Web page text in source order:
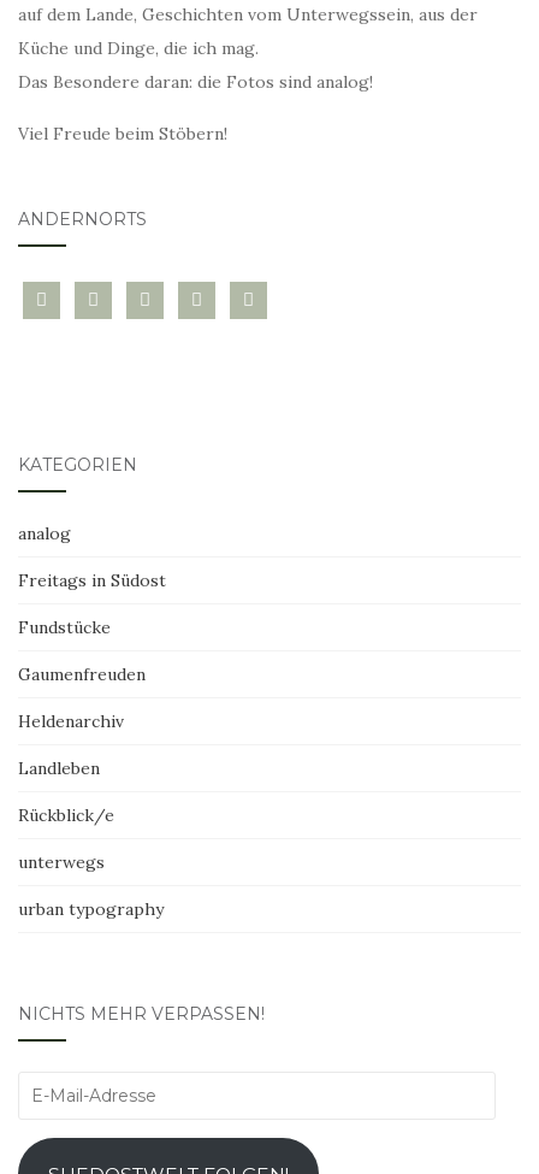
auf dem Lande, Geschichten vom Unterwegssein, aus der
Küche und Dinge, die ich mag.
Das Besondere daran: die Fotos sind analog!
Viel Freude beim Stöbern!
ANDERNORTS
bloglovininstagramtwitter pinterest
mail
KATEGORIEN
analog
Freitags in Südost
Fundstücke
Gaumenfreuden
Heldenarchiv
Landleben
Rückblick/e
unterwegs
urban typography
NICHTS MEHR VERPASSEN!
E-
Adresse